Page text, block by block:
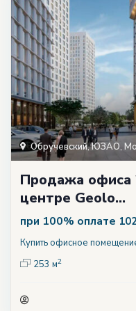
Обручевский,ЮЗАО,
Продажа офиса
центре Geolo...
при 100% оплате
Купить офисное
253 м2